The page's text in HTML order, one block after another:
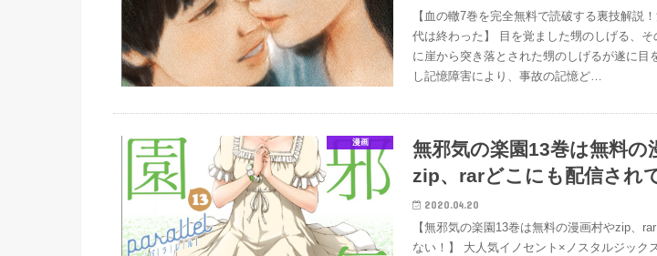
【血の轍7巻を完全無料で読破する裏技解説
代は終わった】 目を覚ました甥のしげる、
に崖から突き落とされた甥のしげるが遂に目
し記憶障害により、事故の記憶ど…
漫画
無邪気の楽園13巻は無料の
zip、rarどこにも配信され
2020.04.20
【無邪気の楽園13巻は無料の漫画村やzip、
ない！】 大人気イノセント×ノスタルジック